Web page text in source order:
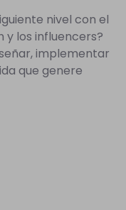
nivel con el
y los influencers?
implementar
que genere